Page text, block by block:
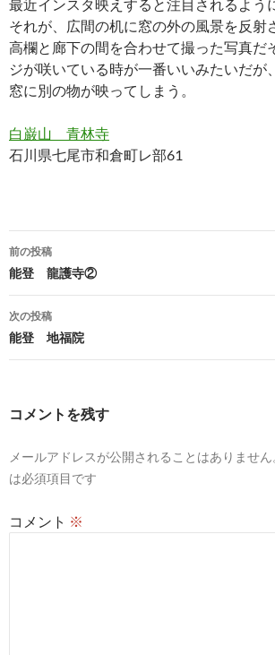
最近インスタ映えすると注目されるよう
それが、広間の机に窓の外の風景を反射
高欄と廊下の間を合わせて撮った写真だ
ジが咲いている時が一番いいみたいだが
窓に別の物が映ってしまう。
白巌山 青林寺
石川県七尾市和倉町レ部61
投
稿
ナ
ビ
ゲ
ョ
前の投稿
能登 龍護寺②
次の投稿
能登 地福院
コメントを残す
メールアドレスが公開されることはありません
は必須項目です
コメント ※